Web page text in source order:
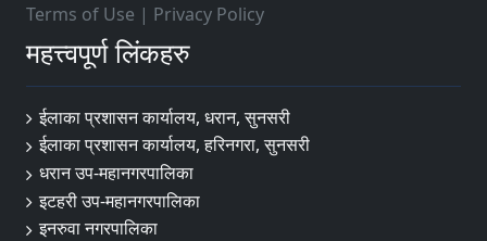
Terms of Use | Privacy Policy
महत्त्वपूर्ण लिंकहरु
ईलाका प्रशासन कार्यालय, धरान, सुनसरी
ईलाका प्रशासन कार्यालय, हरिनगरा, सुनसरी
धरान उप-महानगरपालिका
इटहरी उप-महानगरपालिका
इनरुवा नगरपालिका